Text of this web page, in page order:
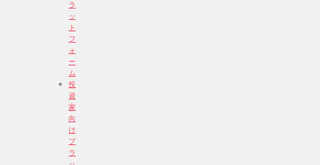
ラ
ッ
ト
フ
ォ
ー
ム
投
資
家
向
け
プ
ラ